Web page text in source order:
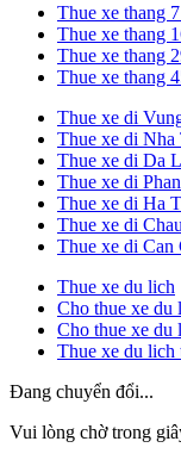
Thue xe thang
Thue xe thang
Thue xe thang
Thue xe thang
Thue xe di
Thue xe di Nha
Thue xe di Da
Thue xe di
Thue xe di Ha
Thue xe di
Thue xe di Can
Thue xe du lich
Cho thue xe du
Cho thue xe du
Thue xe du
Đang chuyển đổi...
Vui lòng chờ trong